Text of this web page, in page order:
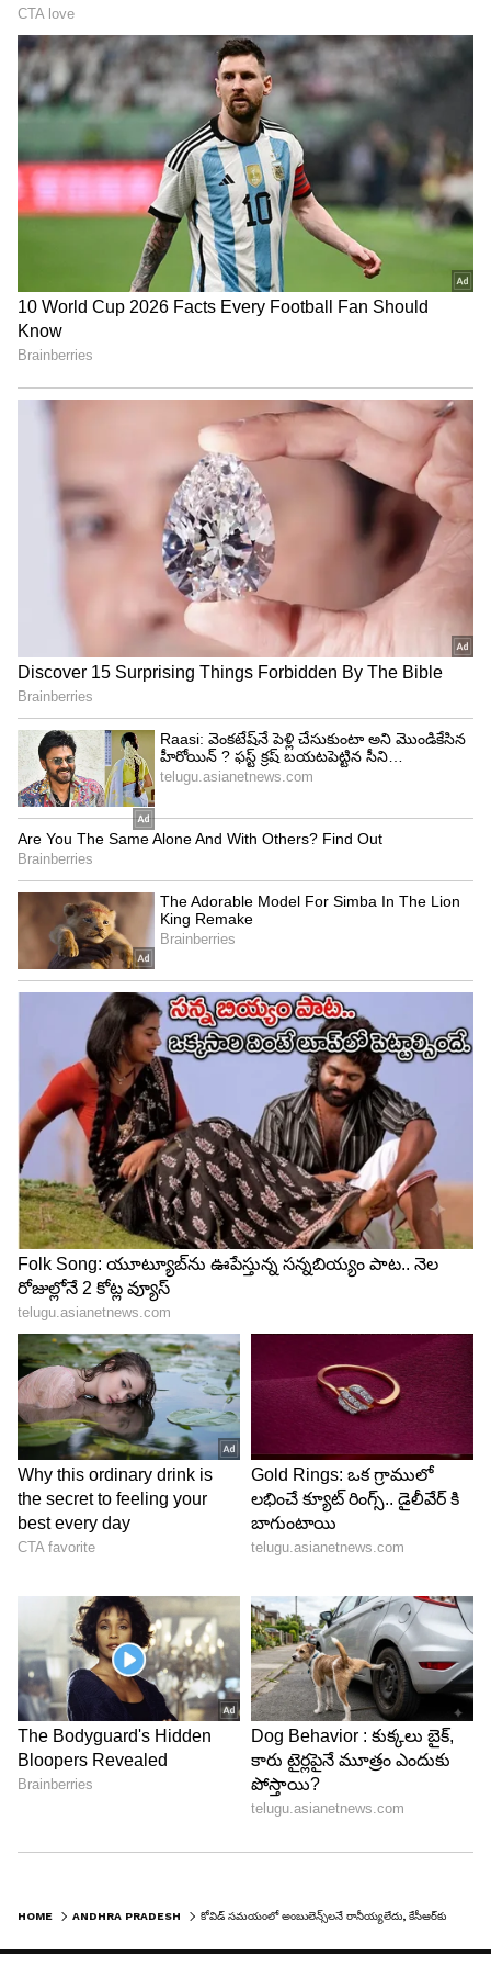
అమరావతి రైతులు వ్యతిరేకిస్తే.. తాము కూడా అమరావతికి
వ్యతిరేకమేనని అన్నారు. వికేంద్రీకరణ కోసం తాను
రాజీనామాకు సిద్దమని ప్రకటించారు. దమ్ముంటే
వికేంద్రీకరణకు వ్యతిరేకంగా రాజీనామా చేయాలని ఏపీ
టీడీపీ అధ్యక్షులు అచ్చెన్నాయుడుకు సవాలు విసిరారు.
అమరావతికి మద్దతు నినాదంతో టెక్కలి నుంచి తిరిగి పోటీ
చేయాలని అన్నారు.
HOME ANDHRA PRADESH